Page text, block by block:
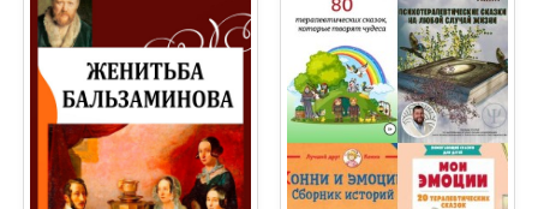
18
19
20
21
22
23